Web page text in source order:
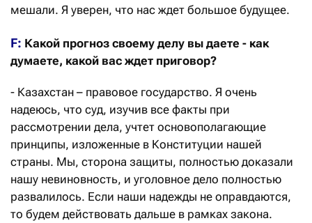
мешали. Я уверен, что нас ждет большое будущее.
F: Какой прогноз своему делу вы даете - как
думаете, какой вас ждет приговор?
- Казахстан – правовое государство. Я очень
надеюсь, что суд, изучив все факты при
рассмотрении дела, учтет основополагающие
принципы, изложенные в Конституции нашей
страны. Мы, сторона защиты, полностью доказали
нашу невиновность, и уголовное дело полностью
развалилось. Если наши надежды не оправдаются,
то будем действовать дальше в рамках закона.